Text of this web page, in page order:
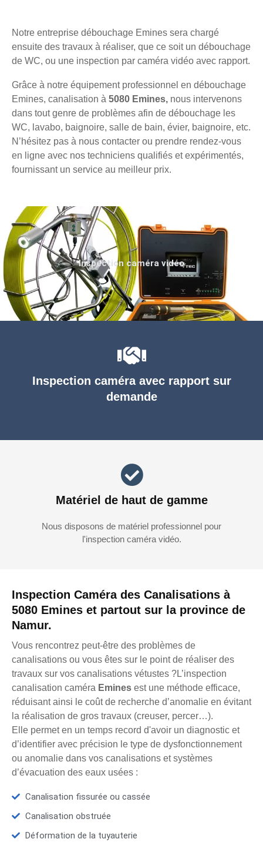
Notre entreprise débouchage Emines sera chargé
ensuite des travaux à réaliser, que ce soit un débouchage
de WC, ou une inspection par caméra vidéo avec rapport.
Grâce à notre équipement professionnel en débouchage
Emines, canalisation à 5080 Emines, nous intervenons
dans tout genre de problèmes afin de débouchage les
WC, lavabo, baignoire, salle de bain, évier, baignoire, etc.
N’hésitez pas à nous contacter ou prendre rendez-vous
en ligne avec nos techniciens qualifiés et expérimentés,
fournissant un service au meilleur prix.
Inspection Caméra des Canalisations à
5080 Emines et partout sur la province de
Namur.
Vous rencontrez peut-être des problèmes de
canalisations ou vous êtes sur le point de réaliser des
travaux sur vos canalisations vétustes ?L’inspection
canalisation caméra Emines est une méthode efficace,
réduisant ainsi le coût de recherche d’anomalie en évitant
la réalisation de gros travaux (creuser, percer…).
Elle permet en un temps record d'avoir un diagnostic et
d’identifier avec précision le type de dysfonctionnement
ou anomalie dans vos canalisations et systèmes
d’évacuation des eaux usées :
Canalisation fissurée ou cassée
Canalisation obstruée
Déformation de la tuyauterie
Inspection caméra avec rapport sur
demande
Matériel de haut de gamme
Nous disposons de matériel professionnel pour
l'inspection caméra vidéo.
Inspection caméra vidéo